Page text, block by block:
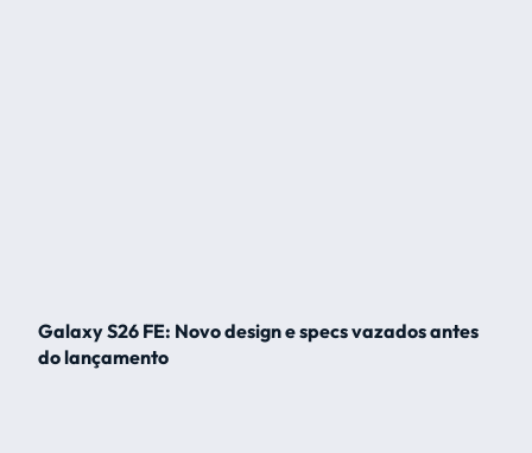
Galaxy S26 FE: Novo design e specs vazados antes
do lançamento